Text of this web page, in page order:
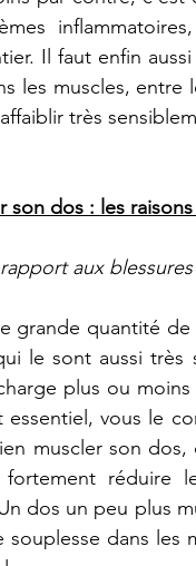
Il faut enfin
les muscles,
très
son dos : les
aux
grande quantité
le sont aussi
plus ou
vous le
muscler son dos,
réduire
dos un peu plus
souplesse dans les